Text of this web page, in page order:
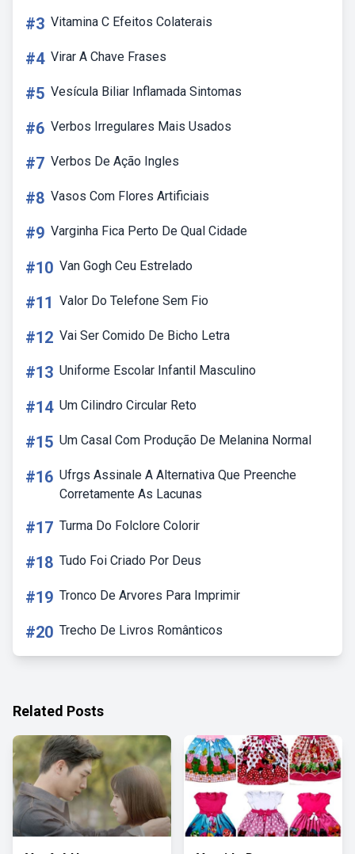
#3 Vitamina C Efeitos Colaterais
#4 Virar A Chave Frases
#5 Vesícula Biliar Inflamada Sintomas
#6 Verbos Irregulares Mais Usados
#7 Verbos De Ação Ingles
#8 Vasos Com Flores Artificiais
#9 Varginha Fica Perto De Qual Cidade
#10 Van Gogh Ceu Estrelado
#11 Valor Do Telefone Sem Fio
#12 Vai Ser Comido De Bicho Letra
#13 Uniforme Escolar Infantil Masculino
#14 Um Cilindro Circular Reto
#15 Um Casal Com Produção De Melanina Normal
#16 Ufrgs Assinale A Alternativa Que Preenche
Corretamente As Lacunas
#17 Turma Do Folclore Colorir
#18 Tudo Foi Criado Por Deus
#19 Tronco De Arvores Para Imprimir
#20 Trecho De Livros Românticos
Related Posts